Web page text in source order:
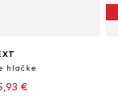
hlačke
€